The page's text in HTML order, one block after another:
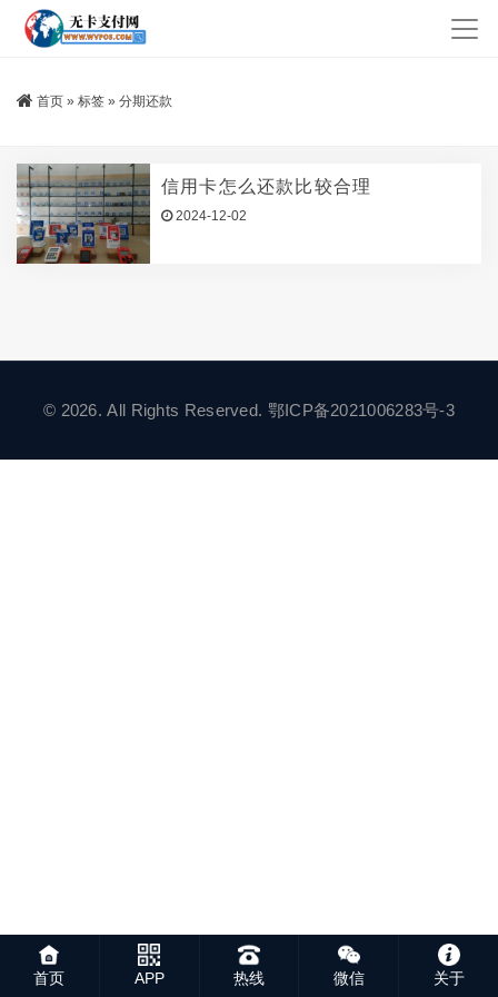
首页 » 标签 » 分期还款
信用卡怎么还款比较合理
2024-12-02
© 2026. All Rights Reserved. 鄂ICP备2021006283号-3
首页 APP 热线 微信 关于